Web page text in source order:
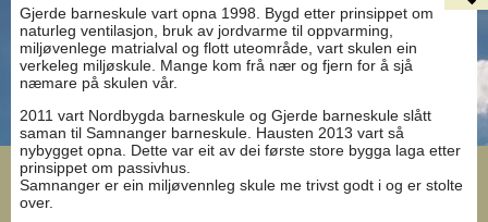
Gjerde barneskule vart opna 1998. Bygd etter prinsippet om
naturleg ventilasjon, bruk av jordvarme til oppvarming,
miljøvenlege matrialval og flott uteområde, vart skulen ein
verkeleg miljøskule. Mange kom frå nær og fjern for å sjå
næmare på skulen vår.
2011 vart Nordbygda barneskule og Gjerde barneskule slått
saman til Samnanger barneskule. Hausten 2013 vart så
nybygget opna. Dette var eit av dei første store bygga laga etter
prinsippet om passivhus.
Samnanger er ein miljøvennleg skule me trivst godt i og er stolte
over.